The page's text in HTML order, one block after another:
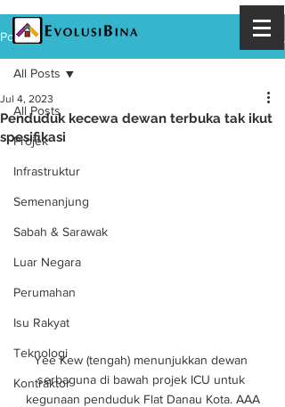
Post
All Posts
Projek
Infrastruktur
Semenanjung
Sabah & Sarawak
Luar Negara
Perumahan
Isu Rakyat
Teknologi
Kontraktor
All Posts
Penduduk kecewa dewan terbuka tak ikut
spesifikasi
Jul 4, 2023
Yee Kew (tengah) menunjukkan dewan
serbaguna di bawah projek ICU untuk
kegunaan penduduk Flat Danau Kota. AAA